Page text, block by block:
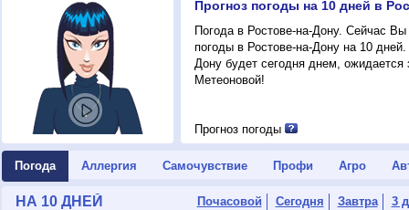
Погода в Ростове-на-Дону. Сейчас
погоды в Ростове-на-Дону на 10
Дону будет сегодня днем, ожидается
Метеоновой!
Прогноз погоды
Погода Аллергия Самочувствие Профи Агро
НА 10 ДНЕЙ Почасовой Сегодня Завтра 3